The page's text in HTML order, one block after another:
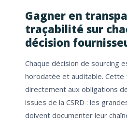
Gagner en
traçabilité sur
décision
Chaque décision de sourcing
horodatée et auditable. Cette
directement aux obligations
issues de la CSRD : les
doivent documenter leur